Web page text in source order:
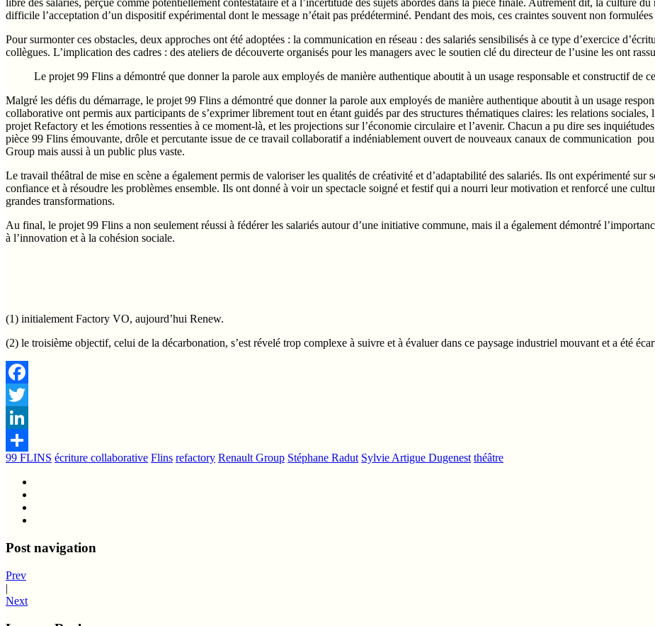
libre des salariés, perçue comme potentiellement contestataire et à l’incertitude des sujets abordés dans la pièce finale. Autrement dit, la culture
difficile l’acceptation d’un dispositif expérimental dont le message n’était pas prédéterminé. Pendant des mois, ces craintes souvent non
Pour surmonter ces obstacles, deux approches ont été adoptées : la communication en réseau : des salariés sensibilisés à ce type d’exercice
collègues. L’implication des cadres : des ateliers de découverte organisés pour les managers avec le soutien clé du directeur de l’usine les ont
Le projet 99 Flins a démontré que donner la parole aux employés de manière authentique aboutit à un usage responsable et constructif de
Malgré les défis du démarrage, le projet 99 Flins a démontré que donner la parole aux employés de manière authentique aboutit à un usage
collaborative ont permis aux participants de s’exprimer librement tout en étant guidés par des structures thématiques claires: les relations
projet Refactory et les émotions ressenties à ce moment-là, et les projections sur l’économie circulaire et l’avenir. Chacun a pu dire ses
pièce 99 Flins émouvante, drôle et percutante issue de ce travail collaboratif a indéniablement ouvert de nouveaux canaux de communication
Group mais aussi à un public plus vaste.
Le travail théâtral de mise en scène a également permis de valoriser les qualités de créativité et d’adaptabilité des salariés. Ils ont expérimenté sur
confiance et à résoudre les problèmes ensemble. Ils ont donné à voir un spectacle soigné et festif qui a nourri leur motivation et renforcé une
grandes transformations.
Au final, le projet 99 Flins a non seulement réussi à fédérer les salariés autour d’une initiative commune, mais il a également démontré
à l’innovation et à la cohésion sociale.
(1) initialement Factory VO, aujourd’hui Renew.
(2) le troisième objectif, celui de la décarbonation, s’est révelé trop complexe à suivre et à évaluer dans ce paysage industriel mouvant et a été
Facebook
Twitter
LinkedIn
Share
99 FLINS écriture collaborative Flins refactory Renault Group Stéphane Radut Sylvie Artigue Dugenest théâtre
Post navigation
Prev
|
Next